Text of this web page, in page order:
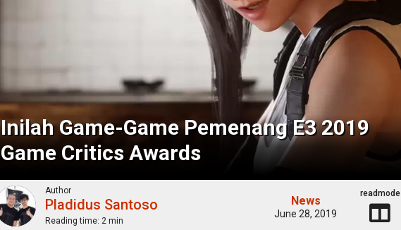
Inilah Game-Game Pemenang E3 2019
Game Critics Awards
Author
Pladidus Santoso
Reading time: 2 min
News
June 28, 2019
readmode